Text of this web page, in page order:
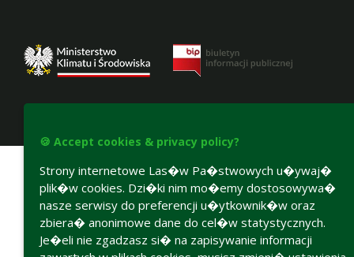
🍪 Accept cookies & privacy policy?
Strony internetowe Las�w Pa�stwowych u�ywaj�
plik�w cookies. Dzi�ki nim mo�emy dostosowywa�
nasze serwisy do preferencji u�ytkownik�w oraz
zbiera� anonimowe dane do cel�w statystycznych.
Je�eli nie zgadzasz si� na zapisywanie informacji